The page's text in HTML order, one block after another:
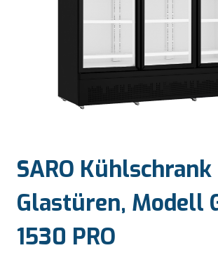
SARO
Glastüren, Modell
1530 PRO